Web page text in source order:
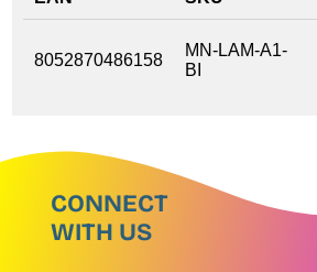
8052870486158
MN-LAM-A1-
BI
CONNECT
WITH US